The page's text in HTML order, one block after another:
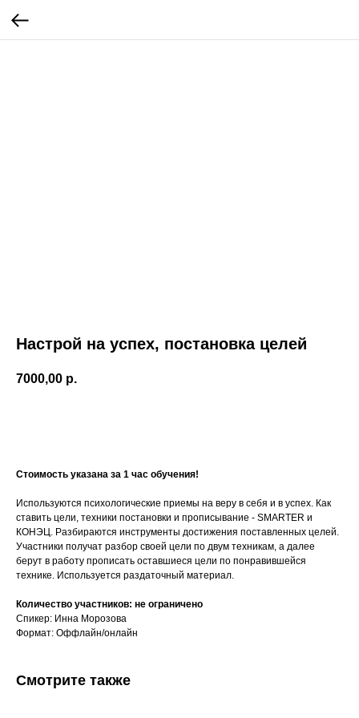
Настрой на успех, постановка целей
7000,00 р.
Стоимость указана за 1 час обучения!
Используются психологические приемы на веру в себя и в успех. Как
ставить цели, техники постановки и прописывание - SMARTER и
КОНЭЦ. Разбираются инструменты достижения поставленных целей.
Участники получат разбор своей цели по двум техникам, а далее
берут в работу прописать оставшиеся цели по понравившейся
технике. Используется раздаточный материал.
Количество участников: не ограничено
Спикер: Инна Морозова
Формат: Оффлайн/онлайн
Смотрите также